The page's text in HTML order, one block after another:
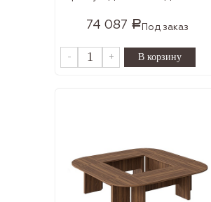
74 087 Р Под заказ
- +